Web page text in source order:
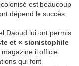
est beaucoup
dépend le succès
Daoud lui ont permis
et « sionistophile
magazine il officie
qui font